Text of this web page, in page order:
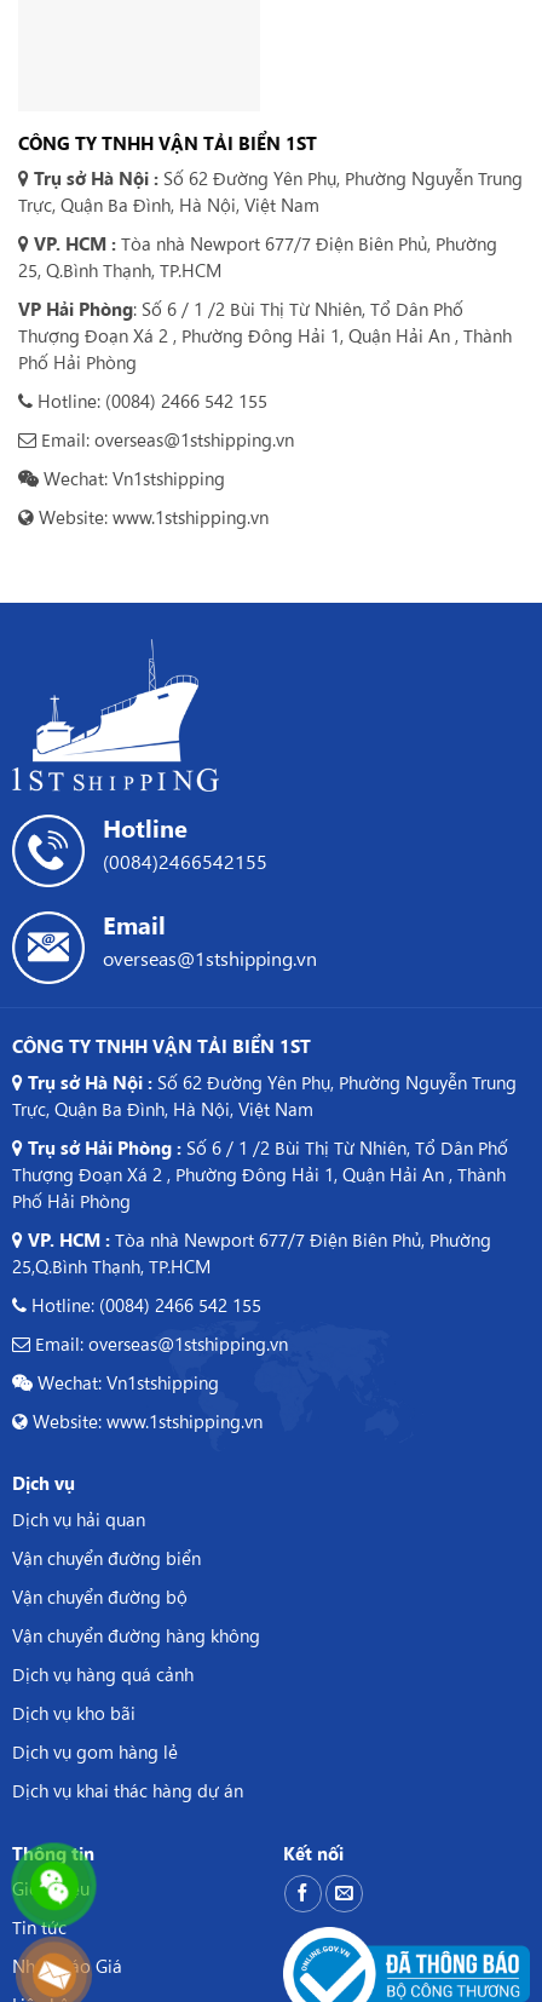
CÔNG TY TNHH VẬN TẢI BIỂN 1ST
Trụ sở Hà Nội : Số 62 Đường Yên Phụ, Phường Nguyễn Trung
Trực, Quận Ba Đình, Hà Nội, Việt Nam
VP. HCM :Tòa nhà Newport 677/7 Điện Biên Phủ, Phường
25, Q.Bình Thạnh, TP.HCM
VP Hải Phòng: Số 6 / 1 /2 Bùi Thị Từ Nhiên, Tổ Dân Phố
Thượng Đoạn Xá 2 , Phường Đông Hải 1, Quận Hải An , Thành
Phố Hải Phòng
Hotline: (0084) 2466 542 155
Email: overseas@1stshipping.vn
Wechat: Vn1stshipping
Website: www.1stshipping.vn
Hotline
(0084)2466542155
Email
overseas@1stshipping.vn
CÔNG TY TNHH VẬN TẢI BIỂN 1ST
Trụ sở Hà Nội :Số 62 Đường Yên Phụ, Phường Nguyễn Trung
Trực, Quận Ba Đình, Hà Nội, Việt Nam
Trụ sở Hải Phòng :Số 6 / 1 /2 Bùi Thị Từ Nhiên, Tổ Dân Phố
Thượng Đoạn Xá 2 , Phường Đông Hải 1, Quận Hải An , Thành
Phố Hải Phòng
VP. HCM :Tòa nhà Newport 677/7 Điện Biên Phủ, Phường
25,Q.Bình Thạnh, TP.HCM
Hotline: (0084) 2466 542 155
Email: overseas@1stshipping.vn
Wechat: Vn1stshipping
Website: www.1stshipping.vn
Dịch vụ
Dịch vụ hải quan
Vận chuyển đường biển
Vận chuyển đường bộ
Vận chuyển đường hàng không
Dịch vụ hàng quá cảnh
Dịch vụ kho bãi
Dịch vụ gom hàng lẻ
Dịch vụ khai thác hàng dự án
Thông tin
Giới thiệu
Tin tức
Nhận Báo Giá
Kết nối